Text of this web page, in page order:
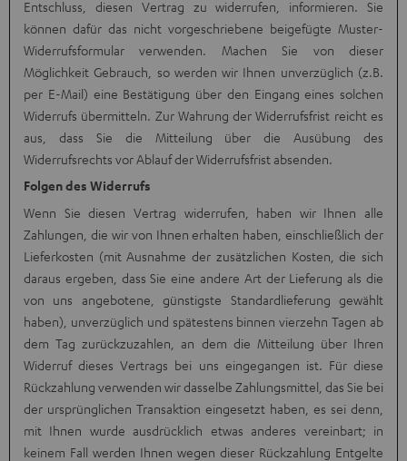
Entschluss, diesen Vertrag zu widerrufen, informieren. Sie
können dafür das nicht vorgeschriebene beigefügte Muster-
Widerrufsformular verwenden. Machen Sie von dieser
Möglichkeit Gebrauch, so werden wir Ihnen unverzüglich (z.B.
per E-Mail) eine Bestätigung über den Eingang eines solchen
Widerrufs übermitteln. Zur Wahrung der Widerrufsfrist reicht es
aus, dass Sie die Mitteilung über die Ausübung des
Widerrufsrechts vor Ablauf der Widerrufsfrist absenden.
Folgen des Widerrufs
Wenn Sie diesen Vertrag widerrufen, haben wir Ihnen alle
Zahlungen, die wir von Ihnen erhalten haben, einschließlich der
Lieferkosten (mit Ausnahme der zusätzlichen Kosten, die sich
daraus ergeben, dass Sie eine andere Art der Lieferung als die
von uns angebotene, günstigste Standardlieferung gewählt
haben), unverzüglich und spätestens binnen vierzehn Tagen ab
dem Tag zurückzuzahlen, an dem die Mitteilung über Ihren
Widerruf dieses Vertrags bei uns eingegangen ist. Für diese
Rückzahlung verwenden wir dasselbe Zahlungsmittel, das Sie bei
der ursprünglichen Transaktion eingesetzt haben, es sei denn,
mit Ihnen wurde ausdrücklich etwas anderes vereinbart; in
keinem Fall werden Ihnen wegen dieser Rückzahlung Entgelte